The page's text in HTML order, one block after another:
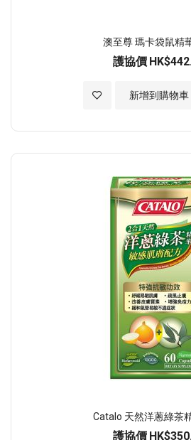
澳至尊 瑪卡袋鼠精
護協價
新增到購物車
加入至願望清單
Catalo 天然洋蔥綠茶
護協價